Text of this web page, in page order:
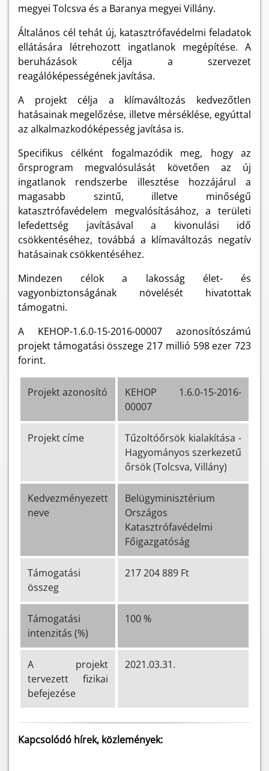
megyei Tolcsva és a Baranya megyei Villány.
Általános cél tehát új, katasztrófavédelmi feladatok
ellátására létrehozott ingatlanok megépítése. A
beruházások célja a szervezet
reagálóképességének javítása.
A projekt célja a klímaváltozás kedvezőtlen
hatásainak megelőzése, illetve mérséklése, egyúttal
az alkalmazkodóképesség javítása is.
Specifikus célként fogalmazódik meg, hogy az
őrsprogram megvalósulását követően az új
ingatlanok rendszerbe illesztése hozzájárul a
magasabb szintű, illetve minőségű
katasztrófavédelem megvalósításához, a területi
lefedettség javításával a kivonulási idő
csökkentéséhez, továbbá a klímaváltozás negatív
hatásainak csökkentéséhez.
Mindezen célok a lakosság élet- és
vagyonbiztonságának növelését hivatottak
támogatni.
A KEHOP-1.6.0-15-2016-00007 azonosítószámú
projekt támogatási összege 217 millió 598 ezer 723
forint.
Projekt azonosító
KEHOP 1.6.0-15-2016-
00007
Projekt címe
Tűzoltóőrsök kialakítása -
Hagyományos szerkezetű
őrsök (Tolcsva, Villány)
Kedvezményezett
neve
Belügyminisztérium
Országos
Katasztrófavédelmi
Főigazgatóság
Támogatási
összeg
217 204 889 Ft
Támogatási
intenzitás (%)
100 %
A projekt
tervezett fizikai
befejezése
2021.03.31.
Kapcsolódó hírek, közlemények: